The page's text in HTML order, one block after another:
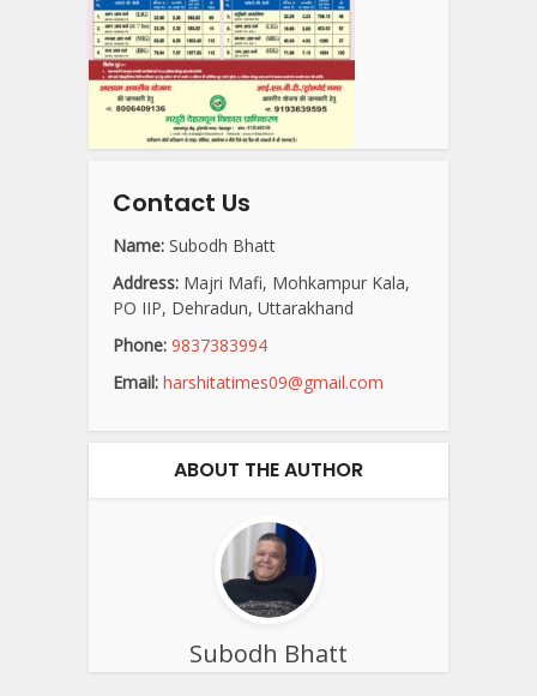
Contact Us
Name: Subodh Bhatt
Address: Majri Mafi, Mohkampur Kala,
PO IIP, Dehradun, Uttarakhand
Phone: 9837383994
Email: harshitatimes09@gmail.com
ABOUT THE AUTHOR
Subodh Bhatt